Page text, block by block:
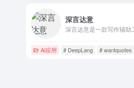
深言达意
AI应用 # DeepLang # wantquotes